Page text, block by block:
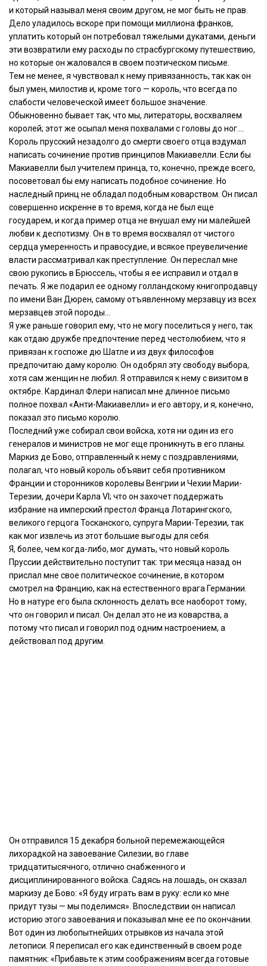
и который называл меня своим другом, не мог быть не прав.
Дело уладилось вскоре при помощи миллиона франков,
уплатить который он потребовал тяжелыми дукатами, деньги
эти возвратили ему расходы по страсбургскому путешествию,
но которые он жаловался в своем поэтическом письме.
Тем не менее, я чувствовал к нему привязанность, так как он
был умен, милостив и, кроме того — король, что всегда по
слабости человеческой имеет большое значение.
Обыкновенно бывает так, что мы, литераторы, восхваляем
королей; этот же осыпал меня похвалами с головы до ног….
Король прусский незадолго до смерти своего отца вздумал
написать сочинение против принципов Макиавелли. Если бы
Макиавелли был учителем принца, то, конечно, прежде всего,
посоветовал бы ему написать подобное сочинение. Но
наследный принц не обладал подобным коварством. Он писал
совершенно искренне в то время, когда не был еще
государем, и когда пример отца не внушал ему ни малейшей
любви к деспотизму. Он в то время восхвалял от чистого
сердца умеренность и правосудие, и всякое преувеличение
власти рассматривал как преступление. Он переслал мне
свою рукопись в Брюссель, чтобы я ее исправил и отдал в
печать. Я же подарил ее одному голландскому книгопродавцу
по имени Ван Дюрен, самому отъявленному мерзавцу из всех
мерзавцев этой породы…
Я уже раньше говорил ему, что не могу поселиться у него, так
как отдаю дружбе предпочтение перед честолюбием, что я
привязан к госпоже дю Шатле и из двух философов
предпочитаю даму королю. Он одобрял эту свободу выбора,
хотя сам женщин не любил. Я отправился к нему с визитом в
октябре. Кардинал Флери написал мне длинное письмо
полное похвал «Анти-Макиавелли» и его автору, и я, конечно,
показал это письмо королю.
Последний уже собирал свои войска, хотя ни один из его
генералов и министров не мог еще проникнуть в его планы.
Маркиз де Бово, отправленный к нему с поздравлениями,
полагал, что новый король объявит себя противником
Франции и сторонников королевы Венгрии и Чехии Марии-
Терезии, дочери Карла VI; что он захочет поддержать
избрание на имперский престол Франца Лотарингского,
великого герцога Тосканского, супруга Марии-Терезии, так
как мог извлечь из этот большие выгоды для себя.
Я, более, чем когда-либо, мог думать, что новый король
Пруссии действительно поступит так: три месяца назад он
прислал мне свое политическое сочинение, в котором
смотрел на Францию, как на естественного врага Германии.
Но в натуре его была склонность делать все наоборот тому,
что он говорил и писал. Он делал это не из коварства, а
потому что писал и говорил под одним настроением, а
действовал под другим.
Он отправился 15 декабря больной перемежающейся
лихорадкой на завоевание Силезии, во главе
тридцатитысячного, отлично снабженного и
дисциплинированного войска. Садясь на лошадь, он сказал
маркизу де Бово: «Я буду играть вам в руку: если ко мне
придут тузы — мы поделимся». Впоследствии он написал
историю этого завоевания и показывал мне ее по окончании.
Вот один из любопытнейших отрывков из начала этой
летописи. Я переписал его как единственный в своем роде
памятник: «Прибавьте к этим соображениям всегда готовые